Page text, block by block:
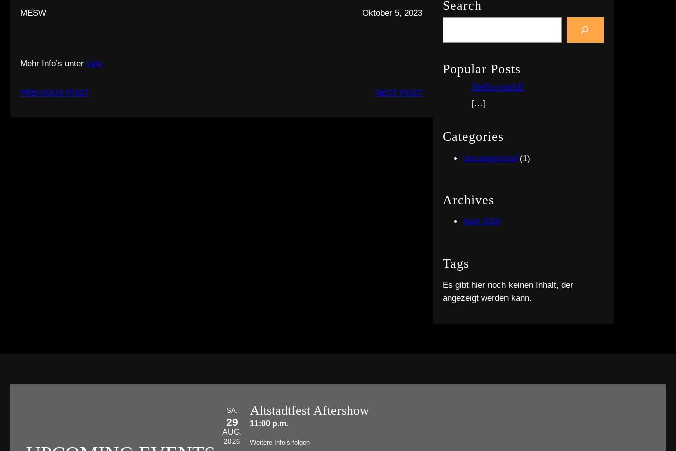
MESW Oktober 5, 2023
Mehr Info’s unter Link
PREVIOUS POST NEXT POST
Search
c
Popular Posts
Hello world!
[…]
Categories
Uncategorized (1)
Archives
April 2016
Tags
Es gibt hier noch keinen Inhalt, der
angezeigt werden kann.
SA.
29
AUG.
2026
Altstadtfest Aftershow
11:00 p.m.
Weitere Info’s folgen